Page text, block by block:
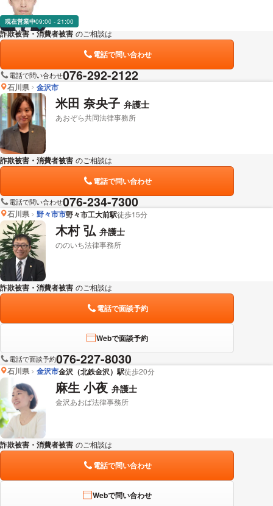
現在営業中09:00 - 21:00
詐欺被害・消費者被害 のご相談は
電話で問い合わせ
電話で問い合わせ076-292-2122
石川県 金沢市
米田 奈央子 弁護士
あおぞら共同法律事務所
詐欺被害・消費者被害 のご相談は
電話で問い合わせ
電話で問い合わせ076-234-7300
石川県 野々市市野々市工大前駅徒歩15分
木村 弘 弁護士
ののいち法律事務所
詐欺被害・消費者被害 のご相談は
電話で面談予約
Webで面談予約
電話で面談予約076-227-8030
石川県 金沢市金沢（北鉄金沢）駅徒歩20分
麻生 小夜 弁護士
金沢あおば法律事務所
詐欺被害・消費者被害 のご相談は
電話で問い合わせ
Webで問い合わせ